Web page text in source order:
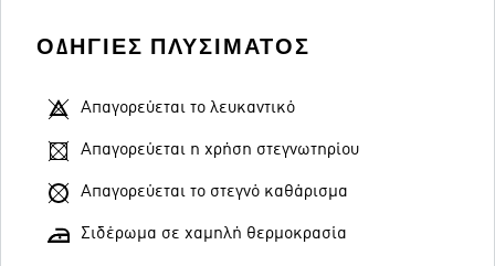
ΟΔΗΓΊΕΣ ΠΛΥΣΊΜΑΤΟΣ
Απαγορεύεται το λευκαντικό
Απαγορεύεται η χρήση στεγνωτηρίου
Απαγορεύεται το στεγνό καθάρισμα
Σιδέρωμα σε χαμηλή θερμοκρασία